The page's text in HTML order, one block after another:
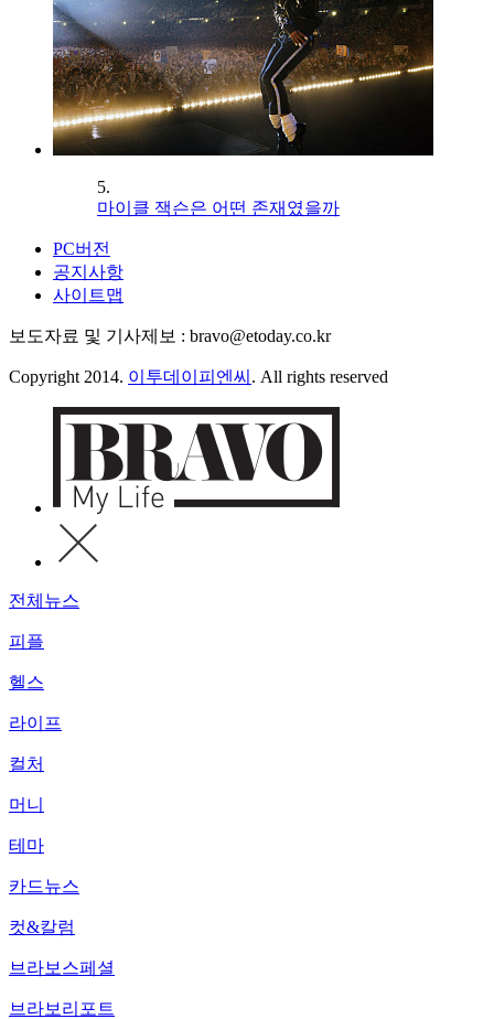
5.
마이클 잭슨은 어떤 존재였을까
PC버전
공지사항
사이트맵
보도자료 및 기사제보 : bravo@etoday.co.kr
Copyright 2014. 이투데이피엔씨 . All rights reserved
전체뉴스
피플
헬스
라이프
컬처
머니
테마
카드뉴스
컷&칼럼
브라보스페셜
브라보리포트